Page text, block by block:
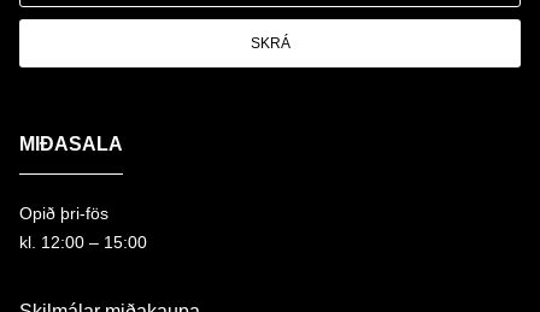
SKRÁ
MIÐASALA
Opið þri-fös
kl. 12:00 – 15:00